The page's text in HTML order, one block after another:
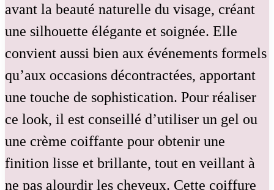
avant la beauté naturelle du visage, créant
une silhouette élégante et soignée. Elle
convient aussi bien aux événements formels
qu’aux occasions décontractées, apportant
une touche de sophistication. Pour réaliser
ce look, il est conseillé d’utiliser un gel ou
une crème coiffante pour obtenir une
finition lisse et brillante, tout en veillant à
ne pas alourdir les cheveux. Cette coiffure